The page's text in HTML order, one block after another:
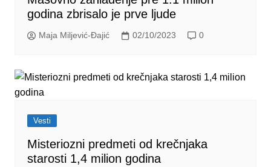
godina zbrisalo je prve ljude
Maja Miljević-Đajić 02/10/2023 0
Vesti
Misteriozni predmeti od krečnjaka
starosti 1,4 milion godina